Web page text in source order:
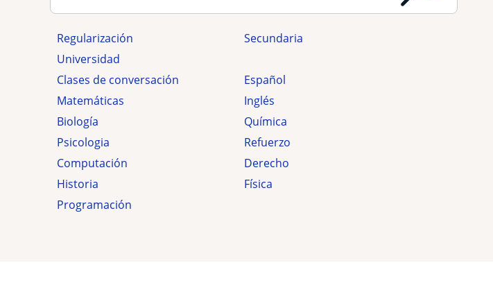
Regularización
secundaria
Universidad
Clases de conversación
Español
Matemáticas
Inglés
Biología
Química
Psicologia
Refuerzo
Computación
Derecho
Historia
Física
Programación